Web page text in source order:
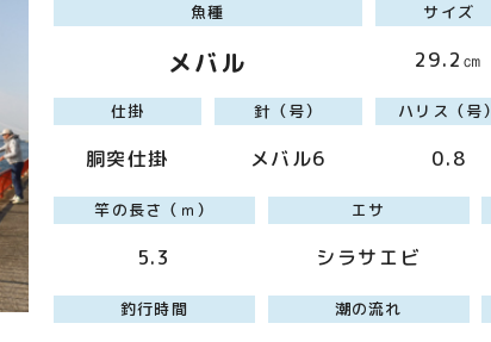
魚種
メバル
サイズ
29.2㎝
仕掛
胴突仕掛
針（号）
メバル6
ハリス（号）
0.8
竿の長さ（ｍ）
5.3
エサ
シラサエビ
釣行時間 潮の流れ